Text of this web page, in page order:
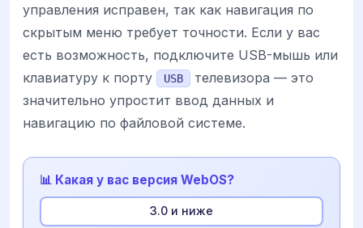
управления исправен, так как навигация по
скрытым меню требует точности. Если у вас
есть возможность, подключите USB-мышь или
клавиатуру к порту
USB
телевизора — это
значительно упростит ввод данных и
навигацию по файловой системе.
📊 Какая у вас версия WebOS?
3.0 и ниже